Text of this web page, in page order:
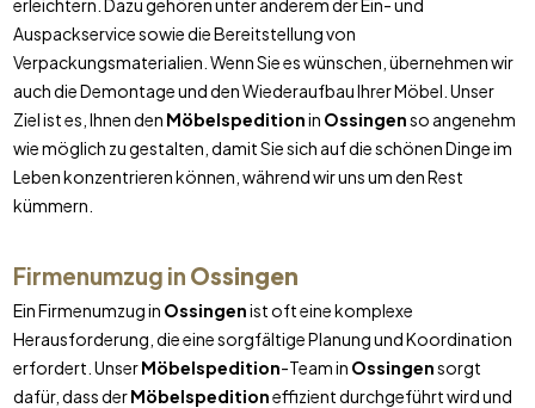
erleichtern. Dazu gehören unter anderem der Ein- und
Auspackservice sowie die Bereitstellung von
Verpackungsmaterialien. Wenn Sie es wünschen, übernehmen wir
auch die Demontage und den Wiederaufbau Ihrer Möbel. Unser
Ziel ist es, Ihnen den Möbelspeditionin Ossingenso angenehm
wie möglich zu gestalten, damit Sie sich auf die schönen Dinge im
Leben konzentrieren können, während wir uns um den Rest
kümmern.
Firmenumzug in Ossingen
Ein Firmenumzug in Ossingenist oft eine komplexe
Herausforderung, die eine sorgfältige Planung und Koordination
erfordert. UnserMöbelspedition-Team in Ossingensorgt
dafür, dass derMöbelspeditioneffizient durchgeführt wird und